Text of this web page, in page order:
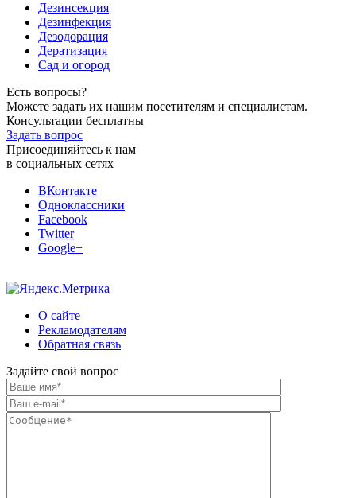
Дезинсекция
Дезинфекция
Дезодорация
Дератизация
Сад и огород
Есть вопросы?
Можете задать их нашим посетителям и специалистам.
Консультации бесплатны
Задать вопрос
Присоединяйтесь к нам
в социальных сетях
ВКонтакте
Одноклассники
Facebook
Twitter
Google+
О сайте
Рекламодателям
Обратная связь
Задайте свой вопрос